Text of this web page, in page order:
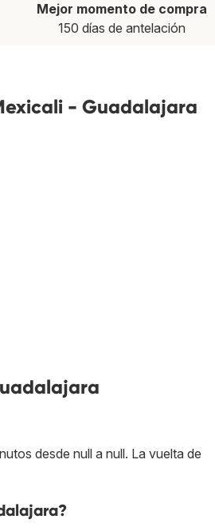
Mejor momento de compra
150 días de antelación
- Guadalajara
desde null a null. La vuelta de